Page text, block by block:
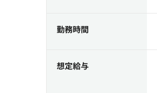
勤務時間
想定給与